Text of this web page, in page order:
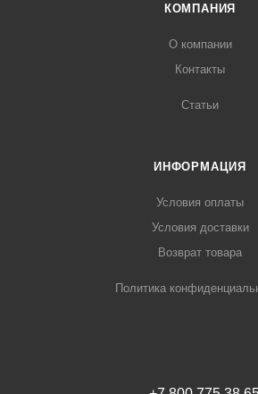
КОМПАНИЯ
О компании
Контакты
Статьи
ИНФОРМАЦИЯ
Условия оплаты
Условия доставки
Возврат товара
Политика